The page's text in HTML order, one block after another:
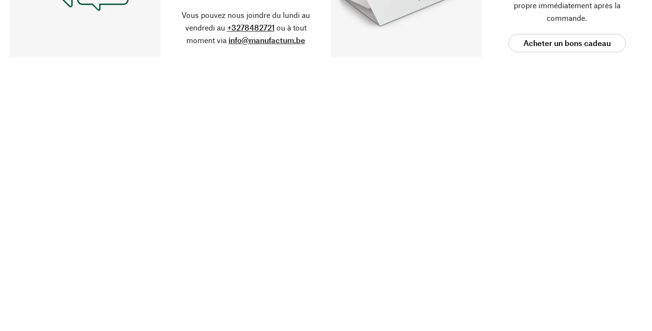
Vous pouvez nous joindre du lundi au
vendredi au +3278482721 ou à tout
moment via info@manufactum.be
propre immédiatement après la
commande.
Acheter un bons cadeau